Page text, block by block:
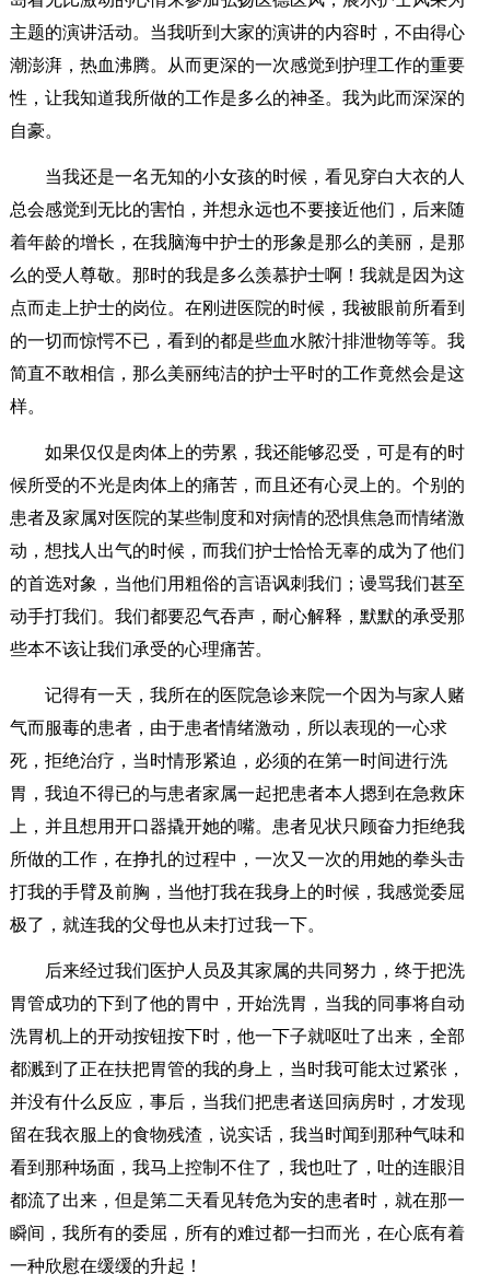
主题的演讲活动。当我听到大家的演讲的内容时，不由得心
潮澎湃，热血沸腾。从而更深的一次感觉到护理工作的重要
性，让我知道我所做的工作是多么的神圣。我为此而深深的
自豪。
当我还是一名无知的小女孩的时候，看见穿白大衣的人
总会感觉到无比的害怕，并想永远也不要接近他们，后来随
着年龄的增长，在我脑海中护士的形象是那么的美丽，是那
么的受人尊敬。那时的我是多么羡慕护士啊！我就是因为这
点而走上护士的岗位。在刚进医院的时候，我被眼前所看到
的一切而惊愕不已，看到的都是些血水脓汁排泄物等等。我
简直不敢相信，那么美丽纯洁的护士平时的工作竟然会是这
样。
如果仅仅是肉体上的劳累，我还能够忍受，可是有的时
候所受的不光是肉体上的痛苦，而且还有心灵上的。个别的
患者及家属对医院的某些制度和对病情的恐惧焦急而情绪激
动，想找人出气的时候，而我们护士恰恰无辜的成为了他们
的首选对象，当他们用粗俗的言语讽刺我们；谩骂我们甚至
动手打我们。我们都要忍气吞声，耐心解释，默默的承受那
些本不该让我们承受的心理痛苦。
记得有一天，我所在的医院急诊来院一个因为与家人赌
气而服毒的患者，由于患者情绪激动，所以表现的一心求
死，拒绝治疗，当时情形紧迫，必须的在第一时间进行洗
胃，我迫不得已的与患者家属一起把患者本人摁到在急救床
上，并且想用开口器撬开她的嘴。患者见状只顾奋力拒绝我
所做的工作，在挣扎的过程中，一次又一次的用她的拳头击
打我的手臂及前胸，当他打我在我身上的时候，我感觉委屈
极了，就连我的父母也从未打过我一下。
后来经过我们医护人员及其家属的共同努力，终于把洗
胃管成功的下到了他的胃中，开始洗胃，当我的同事将自动
洗胃机上的开动按钮按下时，他一下子就呕吐了出来，全部
都溅到了正在扶把胃管的我的身上，当时我可能太过紧张，
并没有什么反应，事后，当我们把患者送回病房时，才发现
留在我衣服上的食物残渣，说实话，我当时闻到那种气味和
看到那种场面，我马上控制不住了，我也吐了，吐的连眼泪
都流了出来，但是第二天看见转危为安的患者时，就在那一
瞬间，我所有的委屈，所有的难过都一扫而光，在心底有着
一种欣慰在缓缓的升起！